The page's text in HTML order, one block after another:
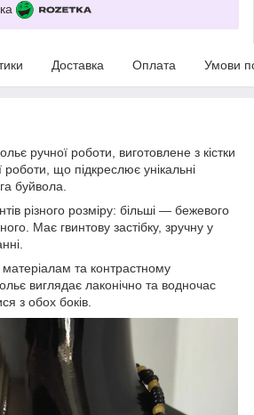
Доставка Оплата Умови
ручної роботи, виготовлене з кістки
що підкреслює унікальні
буйвола.
різного розміру: більші — бежевого
Має гвинтову застібку, зручну у
та контрастному
виглядає лаконічно та водночас
з обох боків.